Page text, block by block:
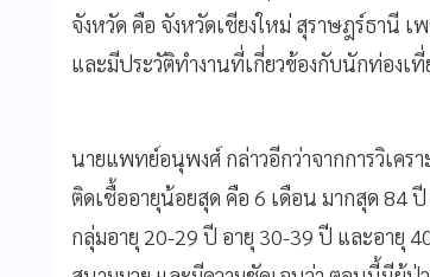
จังหวัด คือ จังหวัดเชียงใหม่ สุราษฎร์ธานี
และมีประวัติทำงานที่เกี่ยวข้องกับนักท่องเ
นายแพทย์อนุพงศ์ กล่าวอีกว่าจากการวิเค
ติดเชื้ออายุน้อยสุด คือ 6 เดือน มากสุด 84
กลุ่มอายุ 20-29 ปี อายุ 30-39 ปี และอายุ